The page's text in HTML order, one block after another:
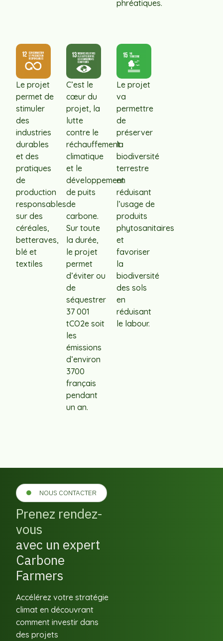
phréatiques.
Le projet
permet de
stimuler
des
industries
durables
et des
pratiques
de
production
responsables
sur des
céréales,
betteraves,
blé et
textiles
C’est le
cœur du
projet, la
lutte
contre le
réchauffement
climatique
et le
développement
de puits
de
carbone.
Sur toute
la durée,
le projet
permet
d’éviter ou
de
séquestrer
37 001
tCO2e soit
les
émissions
d’environ
3700
français
pendant
un an.
Le projet
va
permettre
de
préserver
la
biodiversité
terrestre
en
réduisant
l’usage de
produits
phytosanitaires
et
favoriser
la
biodiversité
des sols
en
réduisant
le labour.
NOUS CONTACTER
Prenez rendez-
vous
avec un expert
Carbone
Farmers
Accélérez votre stratégie
climat en découvrant
comment investir dans
des projets